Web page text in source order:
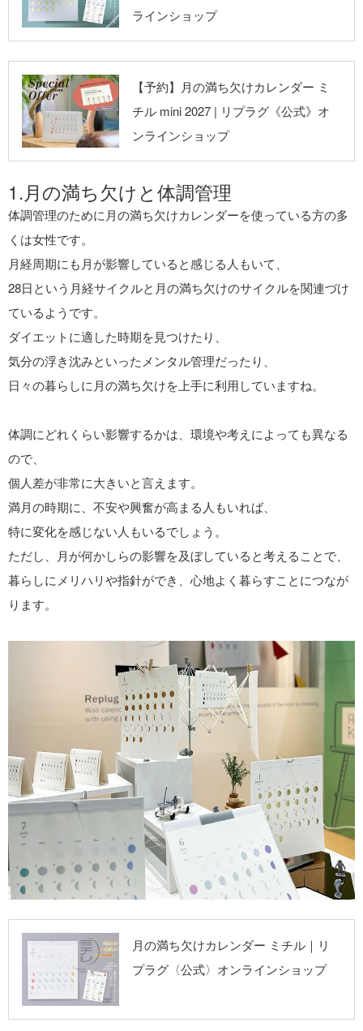
プ
ラインショップ
リプラグ《公式》
オンラインショッ
プ
【予約】月の満ち欠けカレンダー ミ
チル mini 2027 | リプラグ《公式》オ
ンラインショップ
1.月の満ち欠けと体調管理
体調管理のために月の満ち欠けカレンダーを使っている方の多
くは女性です。
月経周期にも月が影響していると感じる人もいて、
28日という月経サイクルと月の満ち欠けのサイクルを関連づけ
ているようです。
ダイエットに適した時期を見つけたり、
気分の浮き沈みといったメンタル管理だったり、
日々の暮らしに月の満ち欠けを上手に利用していますね。
体調にどれくらい影響するかは、環境や考えによっても異なる
ので、
個人差が非常に大きいと言えます。
満月の時期に、不安や興奮が高まる人もいれば、
特に変化を感じない人もいるでしょう。
ただし、月が何かしらの影響を及ぼしていると考えることで、
暮らしにメリハリや指針ができ、心地よく暮らすことにつなが
ります。
リプラグ《公式》
オンラインショッ
プ
月の満ち欠けカレンダー ミチル｜リ
プラグ〈公式〉オンラインショップ